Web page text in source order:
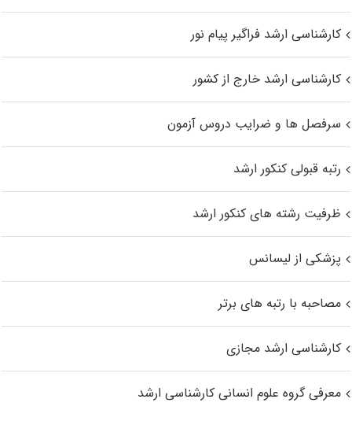
کارشناسی ارشد فراگیر پیام نور
کارشناسی ارشد خارج از کشور
سرفصل ها و ضرایب دروس آزمون
رتبه قبولی کنکور ارشد
ظرفیت رشته های کنکور ارشد
پزشکی از لیسانس
مصاحبه با رتبه های برتر
کارشناسی ارشد مجازی
معرفی گروه علوم انسانی کارشناسی ارشد